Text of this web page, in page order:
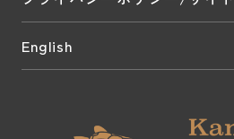
English